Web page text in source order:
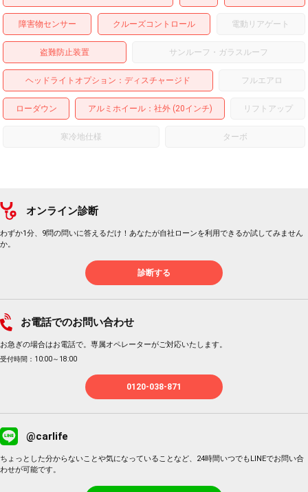
障害物センサー クルーズコントロール 電動リアゲート
盗難防止装置 サンルーフ・ガラスルーフ
ヘッドライトオプション ディスチャージド フルエアロ
ローダウン アルミホイール：社外 (20インチ) リフトアップ
寒冷地仕様 ターボ
オンライン診断
わずか1分、9問の問いに答えるだけ！あなたが自社ローンを利用できるか試してみません
か。
診断する
お電話でのお問い合わせ
お急ぎの場合はお電話で。専属オペレーターがご対応いたします。
受付時間：10:00～18:00
0120-038-871
@carlife
ちょっとした分からないことや気になっていることなど、24時間いつでもLINEでお問い合
わせが可能です。